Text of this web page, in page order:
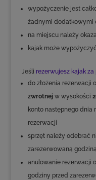
wypożyczenie jest
żadnymi dodatkowymi
na miejscu należy
kajak może
Jeśli rezerwujesz kajak
do złożenia rezerwacji
zwrotnej w wysokości
konto następnego dnia
rezerwacji
sprzęt należy odebrać
zarezerwowaną godziną
anulowanie rezerwacji
godziny przed